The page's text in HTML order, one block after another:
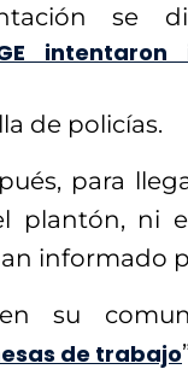
se
de policías.
para
plantón, ni
informado
su
de trabajo